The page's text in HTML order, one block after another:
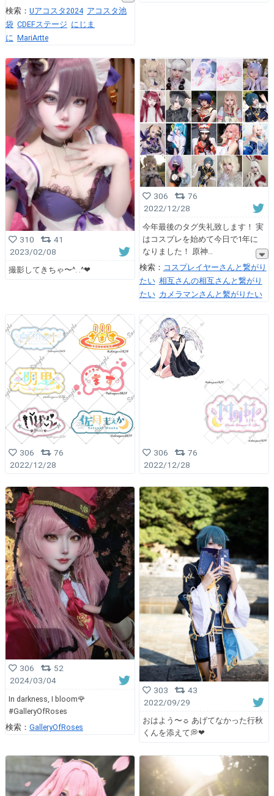
検索： Uアコスタ2024 アコスタ池
袋 CDEFステージ にじま
に MariArtte
310
41
2023/02/08
撮影してきちゃ〜^. .^❤︎
306
76
2022/12/28
今年最後のタグ失礼致します！ 実
はコスプレを始めて今日で1年に
なりました！ 原神
検索： コスプレイヤーさんと繋がり
たい 相互さんの相互さんと繋がり
たい カメラマンさんと繫がりたい
306
76
2022/12/28
306
76
2022/12/28
306
52
2024/03/04
In darkness, I bloom🌹
#GalleryOfRoses
検索： GalleryOfRoses
303
43
2022/09/29
おはよう〜☼ あげてなかった行秋
くんを添えて💭❤︎